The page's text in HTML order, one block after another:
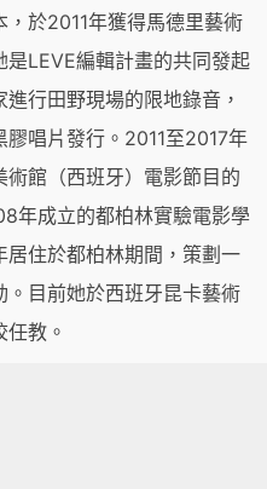
於2011年獲得馬德里藝術
LEVE編輯計畫的共同發起
行田野現場的限地錄音，
唱片發行。2011至2017年
館（西班牙）電影節目的
年成立的都柏林實驗電影學
住於都柏林期間，策劃一
目前她於西班牙昆卡藝術
教。